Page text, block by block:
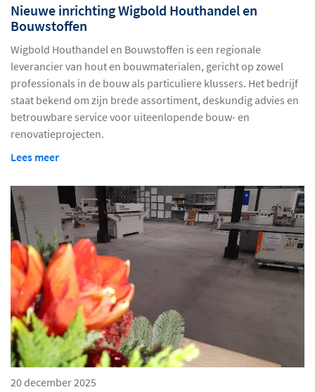
Nieuwe inrichting Wigbold Houthandel en
Bouwstoffen
Wigbold Houthandel en Bouwstoffen is een regionale
leverancier van hout en bouwmaterialen, gericht op zowel
professionals in de bouw als particuliere klussers. Het bedrijf
staat bekend om zijn brede assortiment, deskundig advies en
betrouwbare service voor uiteenlopende bouw- en
renovatieprojecten.
Lees meer
20 december 2025